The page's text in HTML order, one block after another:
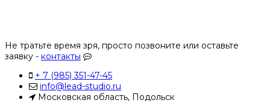
Не тратьте время зря, просто позвоните или оставьте
заявку - контакты
+ 7 (985) 351-47-45
info@lead-studio.ru
Московская область, Подольск